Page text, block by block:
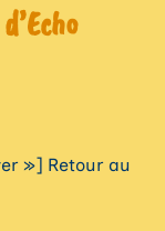
»] Retour au